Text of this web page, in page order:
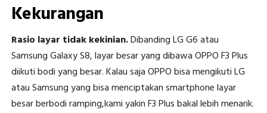
Kekurangan
Rasio layar tidak kekinian.Dibanding LG G6 atau
Samsung Galaxy S8, layar besar yang dibawa OPPO F3 Plus
diikuti bodi yang besar. Kalau saja OPPO bisa mengikuti LG
atau Samsung yang bisa menciptakan smartphone layar
besar berbodi ramping,kami yakin F3 Plus bakal lebih menarik.